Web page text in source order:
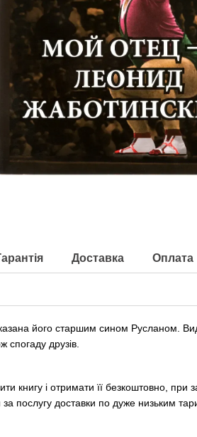
Доставка Оплата
його старшим сином Русланом.
спогаду друзів.
і отримати її безкоштовно, при
за послугу доставки по дуже низьким